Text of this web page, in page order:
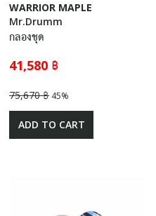
WARRIOR MAPLE
Mr.Drumm
กลองชุด
41,580 ฿
75,670 ฿ 45%
ADD TO CART